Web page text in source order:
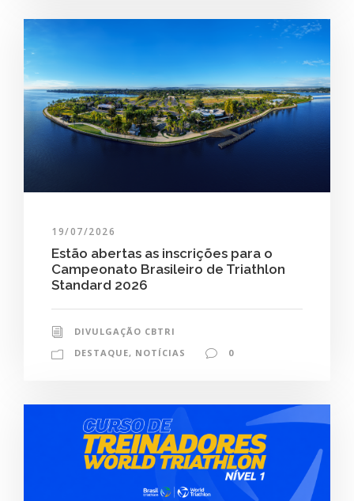
19/07/2026
Estão abertas as inscrições para o
Campeonato Brasileiro de Triathlon
Standard 2026
DIVULGAÇÃO CBTRI
DESTAQUE, NOTÍCIAS 0